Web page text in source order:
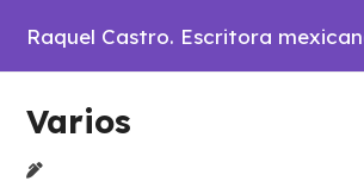
Raquel Castro. Escritora
Varios